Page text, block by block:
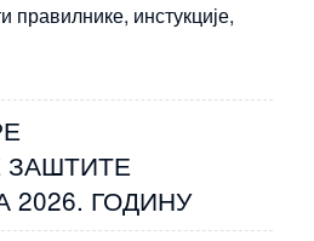
правилнике, инстукције,
ЗАШТИТЕ
ГОДИНУ